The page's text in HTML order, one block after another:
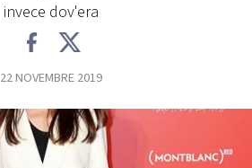
invece dov'era
22 NOVEMBRE 2019